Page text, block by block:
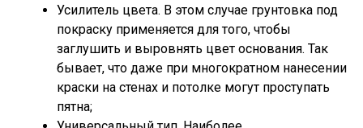
Усилитель цвета. В этом случае грунтовка под
покраску применяется для того, чтобы
заглушить и выровнять цвет основания. Так
бывает, что даже при многократном нанесении
краски на стенах и потолке могут проступать
пятна;